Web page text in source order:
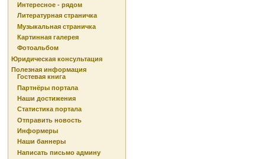
Интересное - рядом
Литературная страничка
Музыкальная страничка
Картинная галерея
Фотоальбом
Юридическая консультация
Полезная информация
Гостевая книга
Партнёры портала
Наши достижения
Статистика портала
Отправить новость
Информеры
Наши баннеры
Написать письмо админу